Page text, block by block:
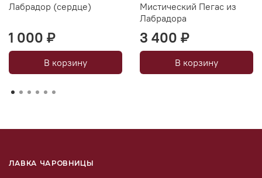
Лабрадор (сердце)
1 000 ₽
В корзину
Мистический Пегас из
Лабрадора
3 400 ₽
В корзину
ЛАВКА ЧАРОВНИЦЫ